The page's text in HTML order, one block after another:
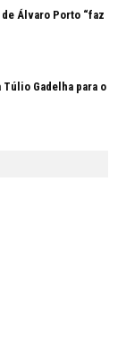
Álvaro Porto “faz
Gadelha para o